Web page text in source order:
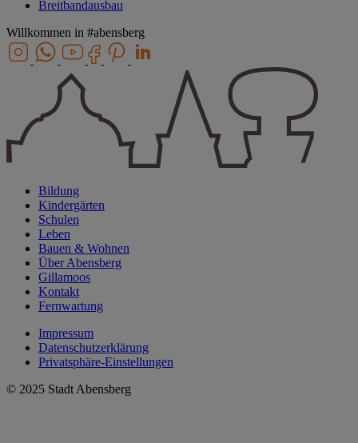
Breitbandausbau
Willkommen in #abensberg
Bildung
Kindergärten
Schulen
Leben
Bauen & Wohnen
Über Abensberg
Gillamoos
Kontakt
Fernwartung
Impressum
Datenschutzerklärung
Privatsphäre-Einstellungen
© 2025 Stadt Abensberg